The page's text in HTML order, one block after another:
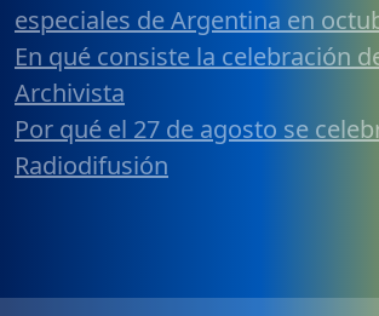
especiales de Argentina en
En qué consiste la celebración
Archivista
Por qué el 27 de agosto se
Radiodifusión